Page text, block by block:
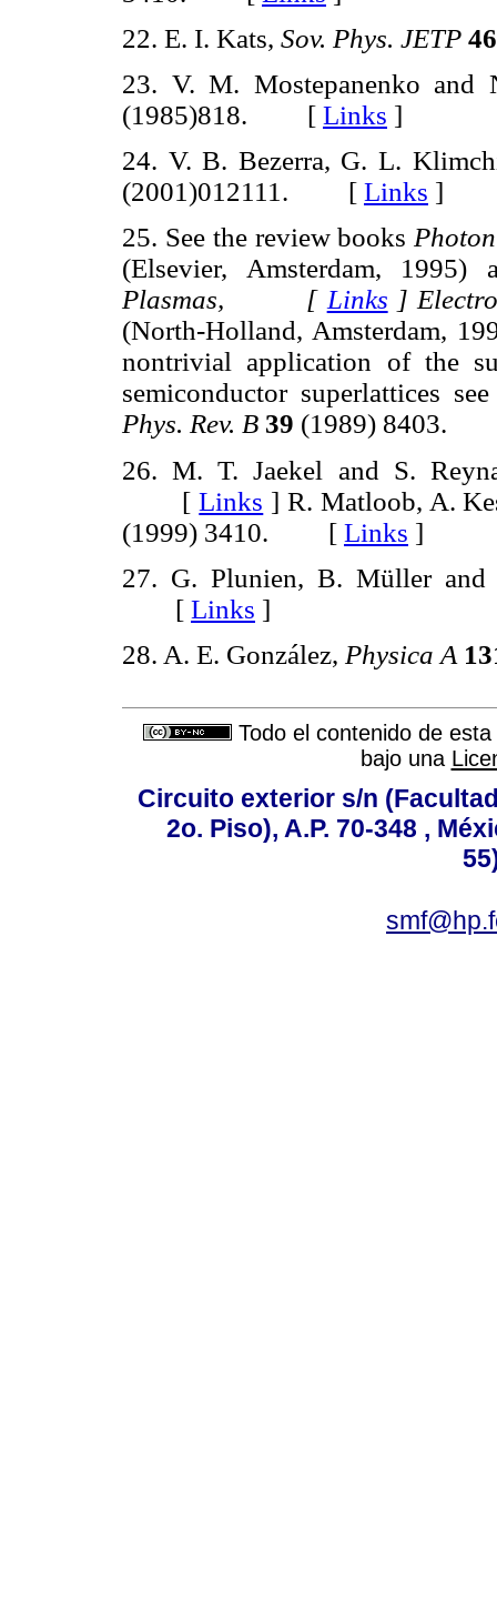
22. E. I. Kats, Sov. Phys. JETP 46
23. V. M. Mostepanenko
(1985)818. [ Links ]
24. V. B. Bezerra, G. L.
(2001)012111. [ Links ]
25. See the review books
(Elsevier, Amsterdam, 1995)
Plasmas, [Links ]
(North-Holland,
nontrivial application of the
semiconductor superlattices
Phys. Rev. B 39 (1989)
26. M. T. Jaekel and S.
[Links ] R. Matloob, A.
(1999) 3410. [ Links ]
27. G. Plunien, B. Müller
[ Links ]
28. A. E. González, Physica A
Todo el contenido de
bajo una
Circuito exterior s/n
2o. Piso), A.P. 70-348 ,